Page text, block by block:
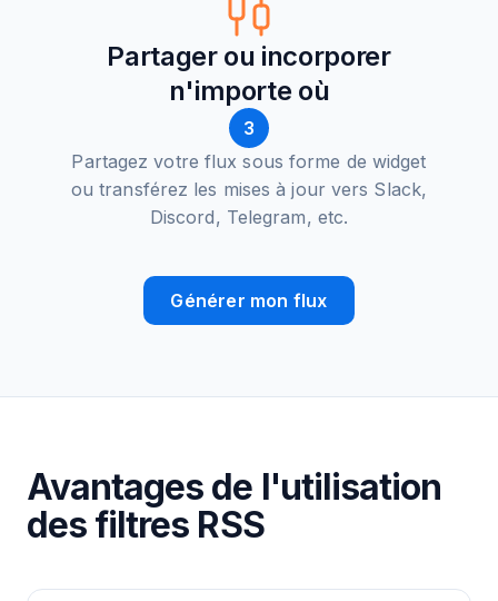
Partager ou incorporer
n'importe où
3
Partagez votre flux sous forme de widget
ou transférez les mises à jour vers Slack,
Discord, Telegram, etc.
Générer mon flux
Avantages de l'utilisation
des filtres RSS